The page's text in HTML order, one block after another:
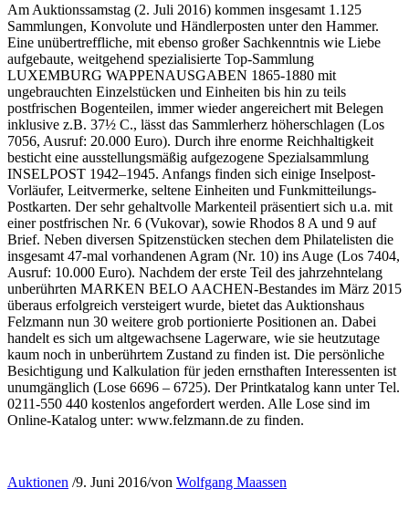
Am Auktionssamstag (2. Juli 2016) kommen insgesamt 1.125
Sammlungen, Konvolute und Händlerposten unter den Hammer.
Eine unübertreffliche, mit ebenso großer Sachkenntnis wie Liebe
aufgebaute, weitgehend spezialisierte Top-Sammlung
LUXEMBURG WAPPENAUSGABEN 1865-1880 mit
ungebrauchten Einzelstücken und Einheiten bis hin zu teils
postfrischen Bogenteilen, immer wieder angereichert mit Belegen
inklusive z.B. 37½ C., lässt das Sammlerherz höherschlagen (Los
7056, Ausruf: 20.000 Euro). Durch ihre enorme Reichhaltigkeit
besticht eine ausstellungsmäßig aufgezogene Spezialsammlung
INSELPOST 1942–1945. Anfangs finden sich einige Inselpost-
Vorläufer, Leitvermerke, seltene Einheiten und Funkmitteilungs-
Postkarten. Der sehr gehaltvolle Markenteil präsentiert sich u.a. mit
einer postfrischen Nr. 6 (Vukovar), sowie Rhodos 8 A und 9 auf
Brief. Neben diversen Spitzenstücken stechen dem Philatelisten die
insgesamt 47-mal vorhandenen Agram (Nr. 10) ins Auge (Los 7404,
Ausruf: 10.000 Euro). Nachdem der erste Teil des jahrzehntelang
unberührten MARKEN BELO AACHEN-Bestandes im März 2015
überaus erfolgreich versteigert wurde, bietet das Auktionshaus
Felzmann nun 30 weitere grob portionierte Positionen an. Dabei
handelt es sich um altgewachsene Lagerware, wie sie heutzutage
kaum noch in unberührtem Zustand zu finden ist. Die persönliche
Besichtigung und Kalkulation für jeden ernsthaften Interessenten ist
unumgänglich (Lose 6696 – 6725). Der Printkatalog kann unter Tel.
0211-550 440 kostenlos angefordert werden. Alle Lose sind im
Online-Katalog unter: www.felzmann.de zu finden.
Auktionen /9. Juni 2016/von Wolfgang Maassen